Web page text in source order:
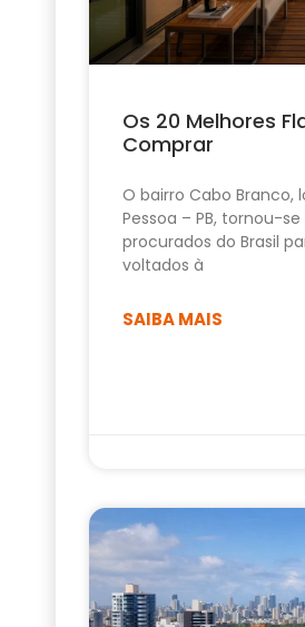
Os 20 Melhores
Comprar
O bairro Cabo Branco,
Pessoa – PB, tornou-
procurados do Brasil
voltados à
SAIBA MAIS